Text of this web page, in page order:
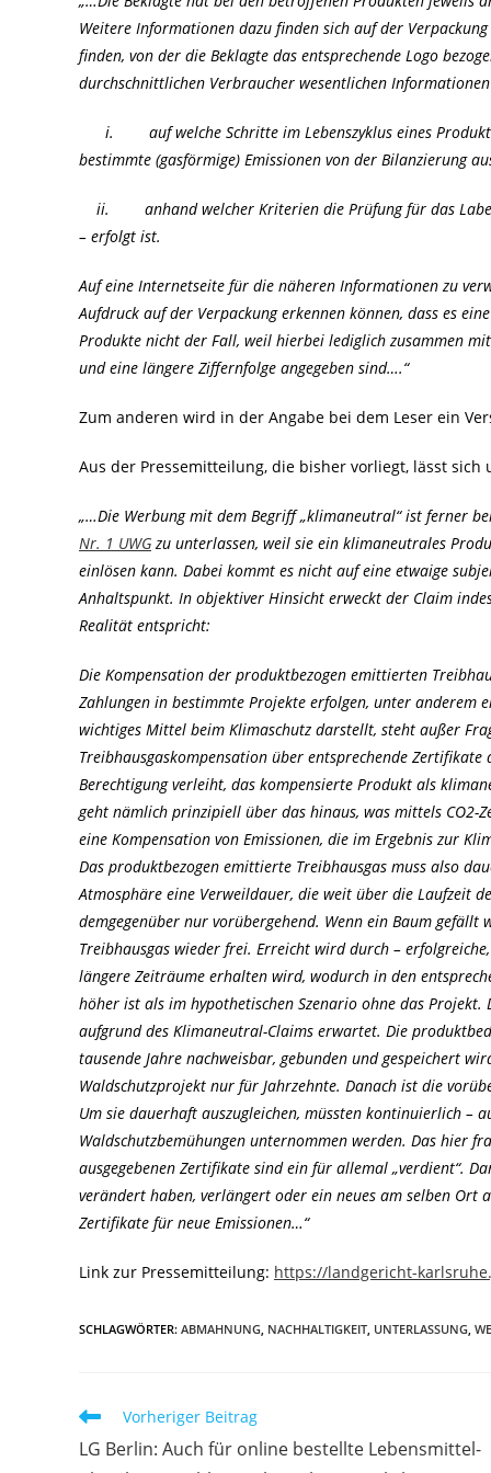
Weitere Informationen dazu finden sich auf der
finden, von der die Beklagte das entsprechende Logo
durchschnittlichen Verbraucher wesentlichen
i. auf welche Schritte im Lebenszyklus eines
bestimmte (gasförmige) Emissionen von der Bilanzierung
ii. anhand welcher Kriterien die Prüfung für das Label
– erfolgt ist.
Auf eine Internetseite für die näheren Informationen zu
Aufdruck auf der Verpackung erkennen können, dass es
Produkte nicht der Fall, weil hierbei lediglich zusammen
und eine längere Ziffernfolge angegeben sind….“
Zum anderen wird in der Angabe bei dem Leser ein
Aus der Pressemitteilung, die bisher vorliegt, lässt
„…Die Werbung mit dem Begriff „klimaneutral“ ist ferner
Nr. 1 UWGzu unterlassen, weil sie ein klimaneutrales
einlösen kann. Dabei kommt es nicht auf eine etwaige
Anhaltspunkt. In objektiver Hinsicht erweckt der Claim
Realität entspricht:
Die Kompensation der produktbezogen emittierten
Zahlungen in bestimmte Projekte erfolgen, unter anderem
wichtiges Mittel beim Klimaschutz darstellt, steht außer
Treibhausgaskompensation über entsprechende
Berechtigung verleiht, das kompensierte Produkt als
geht nämlich prinzipiell über das hinaus, was mittels
eine Kompensation von Emissionen, die im Ergebnis zur
Das produktbezogen emittierte Treibhausgas muss also
Atmosphäre eine Verweildauer, die weit über die Laufzeit
demgegenüber nur vorübergehend. Wenn ein Baum
Treibhausgas wieder frei. Erreicht wird durch –
längere Zeiträume erhalten wird, wodurch in den
höher ist als im hypothetischen Szenario ohne das
aufgrund des Klimaneutral-Claims erwartet. Die
tausende Jahre nachweisbar, gebunden und gespeichert
Waldschutzprojekt nur für Jahrzehnte. Danach ist die
Um sie dauerhaft auszugleichen, müssten kontinuierlich –
Waldschutzbemühungen unternommen werden. Das hier
ausgegebenen Zertifikate sind ein für allemal „verdient“.
verändert haben, verlängert oder ein neues am selben Ort
Zertifikate für neue Emissionen…“
Link zur Pressemitteilung: https://landgericht-
SCHLAGWÖRTER: ABMAHNUNG, NACHHALTIGKEIT, UNTERLASSUNG,
Weitere
ansehen
Vorheriger Beitrag
LG Berlin: Auch für online bestellte Lebensmittel-